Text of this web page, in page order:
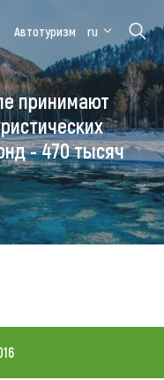
Алтайская
зимовка
Автотуризм ru
принимают
- 470 тысяч